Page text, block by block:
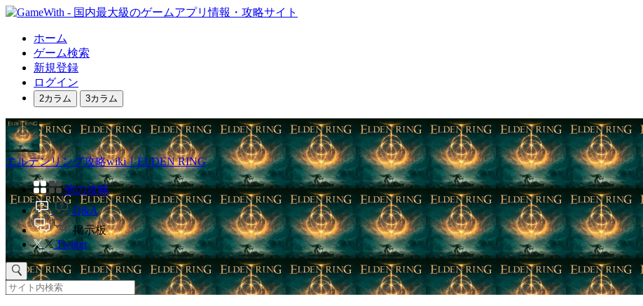
ホーム
ゲーム検索
新規登録
ログイン
2カラム 3カラム
エルデンリング攻略wiki｜ELDEN RING
他の攻略
Q&A
掲示板
Twitter